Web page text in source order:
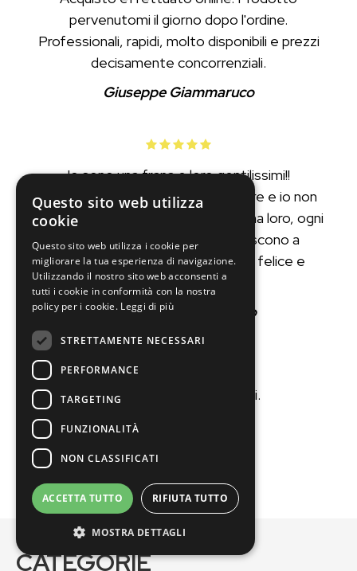
pervenutomi il giorno dopo l'ordine.
Professionali, rapidi, molto disponibili e prezzi
decisamente concorrenziali.
Giuseppe Giammaruco
Io sono una frana e loro gentilissimi!!
Il mio tagliabordi sarebbe da buttare e io non
so nemmeno usarlo troppo bene ma loro, ogni
volta con sorriso e battuta, riescono a
sistemarlo e a rimandarmi a casa felice e
contenta! Grazie
Maria Carla Scaravaglio
ottima azienda molto seri.
Luca Paterlini
CATEGORIE
Questo sito web utilizza
cookie
Questo sito web utilizza i cookie per
migliorare la tua esperienza di navigazione.
Utilizzando il nostro sito web acconsenti a
tutti i cookie in conformità con la nostra
policy per i cookie. Leggi di più
STRETTAMENTE NECESSARI
PERFORMANCE
TARGETING
FUNZIONALITÀ
NON CLASSIFICATI
ACCETTA TUTTO RIFIUTA TUTTO
MOSTRA DETTAGLI